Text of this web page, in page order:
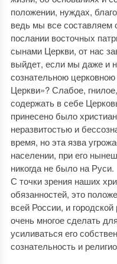
положении, нуждах,
ведь мы все составляем
послании восточных
сынами Церкви, от нас
выйдет, если мы даже и
сознательною
Церкви»? Слабое,
содержать в себе
принесено было
неразвитостью и
время, но эта язва
населении, при его
никогда не было на Руси.
С точки зрения наших
обязанностей, это
всей России, и
очень многое сделать
усиливаться его
сознательность и